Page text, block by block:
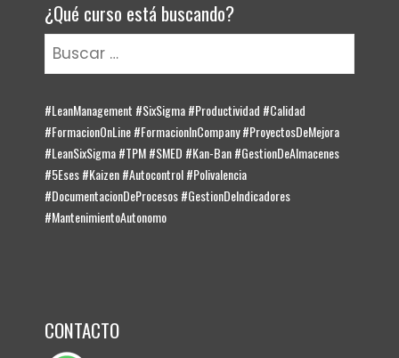
¿Qué curso está buscando?
Buscar:
#LeanManagement #SixSigma #Productividad #Calidad
#FormacionOnLine #FormacionInCompany #ProyectosDeMejora
#LeanSixSigma #TPM #SMED #Kan-Ban #GestionDeAlmacenes
#5Eses #Kaizen #Autocontrol #Polivalencia
#DocumentacionDeProcesos #GestionDeIndicadores
#MantenimientoAutonomo
CONTACTO